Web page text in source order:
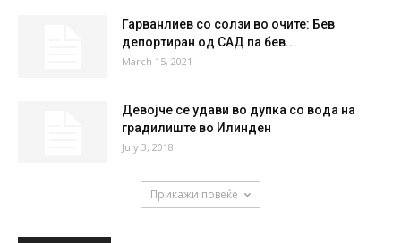
Гарванлиев со солзи во очите: Бев
депортиран од САД па бев...
March 15, 2021
Девојче се удави во дупка со вода на
градилиште во Илинден
July 3, 2018
Прикажи повеќе